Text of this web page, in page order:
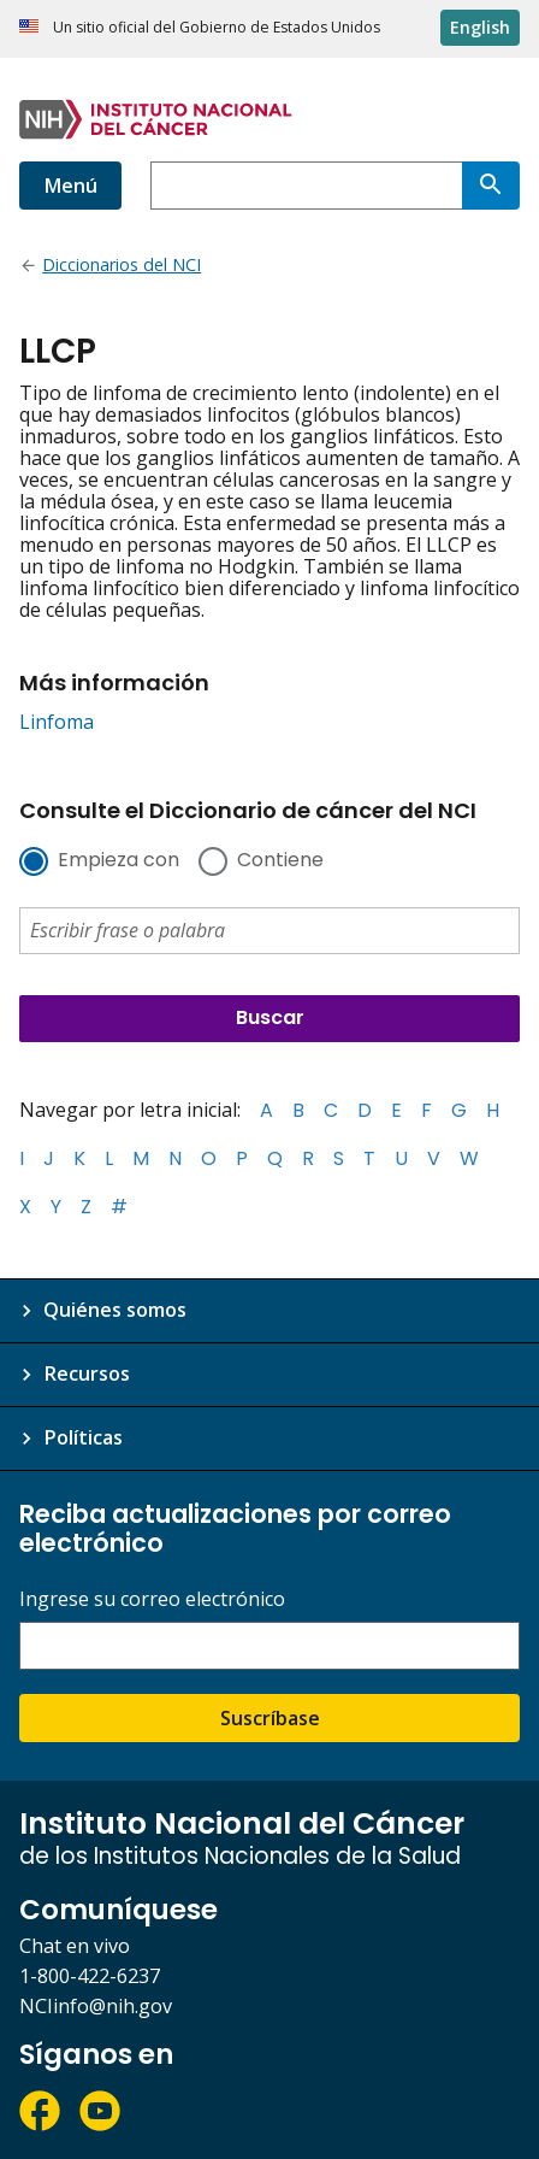
Un sitio oficial del Gobierno de Estados Unidos English
Menú
Diccionarios del NCI
LLCP
Tipo de linfoma de crecimiento lento (indolente) en el
que hay demasiados linfocitos (glóbulos blancos)
inmaduros, sobre todo en los ganglios linfáticos. Esto
hace que los ganglios linfáticos aumenten de tamaño. A
veces, se encuentran células cancerosas en la sangre y
la médula ósea, y en este caso se llama leucemia
linfocítica crónica. Esta enfermedad se presenta más a
menudo en personas mayores de 50 años. El LLCP es
un tipo de linfoma no Hodgkin. También se llama
linfoma linfocítico bien diferenciado y linfoma linfocítico
de células pequeñas.
Más información
Linfoma
Consulte el Diccionario de cáncer del NCI
Empieza con Contiene
Navegar por letra inicial: A B C D E F G
H
I
J K L M N O P Q R S T U V
W
X
Y Z #
Quiénes somos
Recursos
Políticas
Reciba actualizaciones por correo
electrónico
Ingrese su correo electrónico
Suscríbase
Instituto Nacional del Cáncer
de los Institutos Nacionales de la Salud
Comuníquese
Chat en vivo
1-800-422-6237
NCIinfo@nih.gov
Síganos en